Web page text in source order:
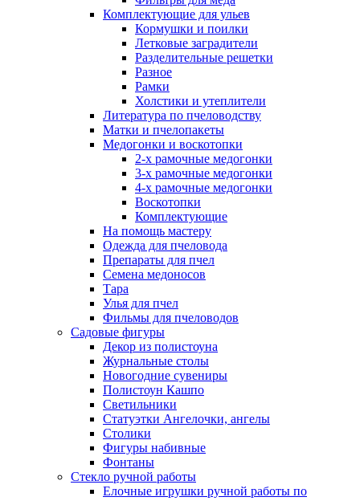
Комплектующие для ульев
Кормушки и поилки
Летковые заградители
Разделительные решетки
Разное
Рамки
Холстики и утеплители
Литература по пчеловодству
Матки и пчелопакеты
Медогонки и воскотопки
2-х рамочные медогонки
3-х рамочные медогонки
4-х рамочные медогонки
Воскотопки
Комплектующие
На помощь мастеру
Одежда для пчеловода
Препараты для пчел
Семена медоносов
Тара
Улья для пчел
Фильмы для пчеловодов
Садовые фигуры
Декор из полистоуна
Журнальные столы
Новогодние сувениры
Полистоун Кашпо
Светильники
Статуэтки Ангелочки, ангелы
Столики
Фигуры набивные
Фонтаны
Стекло ручной работы
Елочные игрушки ручной работы по